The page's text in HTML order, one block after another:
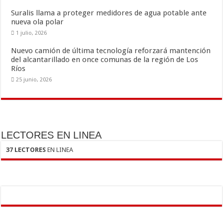
Suralis llama a proteger medidores de agua potable ante
nueva ola polar
1 julio, 2026
Nuevo camión de última tecnología reforzará mantención
del alcantarillado en once comunas de la región de Los
Ríos
25 junio, 2026
LECTORES EN LINEA
37 LECTORES EN LINEA